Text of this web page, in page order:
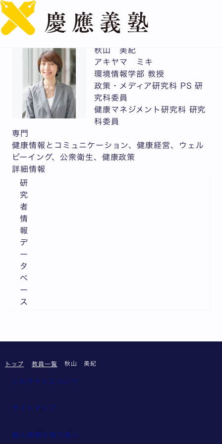
秋山 美紀
アキヤマ ミキ
環境情報学部 教授
政策・メディア研究科 PS 研
究科委員
健康マネジメント研究科 研究
科委員
専門
健康情報とコミュニケーション、健康経営、ウェル
ビーイング、公衆衛生、健康政策
詳細情報
研
究
者
情
報
デ
ー
タ
ベ
ー
ス
トップ 教員一覧 秋山 美紀
このサイトについて
サイトマップ
個人情報の取り扱い